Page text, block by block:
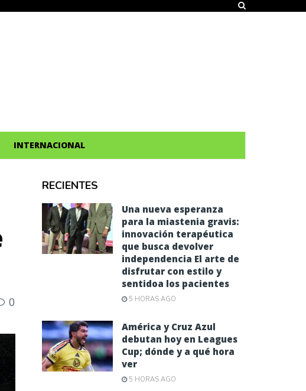
INTERNACIONAL
0
RECIENTES
Una nueva esperanza
para la miastenia gravis:
innovación terapéutica
que busca devolver
independencia El arte de
disfrutar con estilo y
sentidoa los pacientes
5 HORAS AGO
América y Cruz Azul
debutan hoy en Leagues
Cup; dónde y a qué hora
ver
5 HORAS AGO